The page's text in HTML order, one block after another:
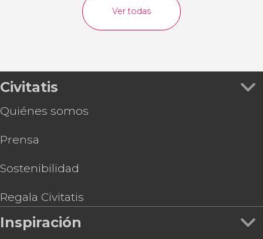
Ver todas
Civitatis
Quiénes somos
Prensa
Sostenibilidad
Regala Civitatis
Inspiración